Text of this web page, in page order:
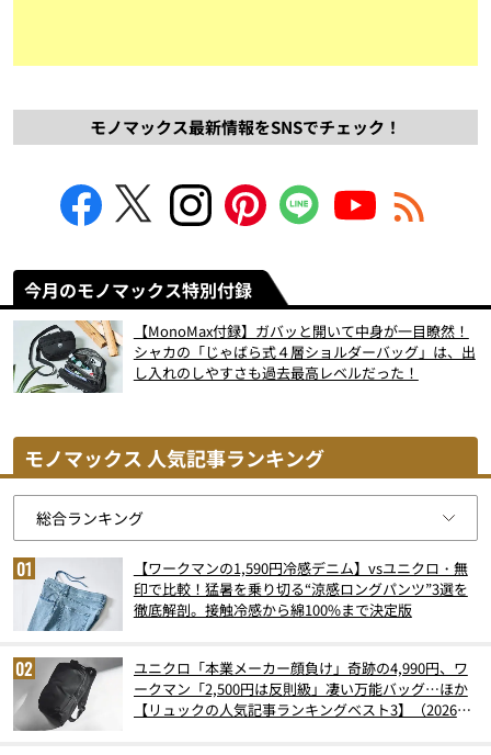
モノマックス最新情報をSNSでチェック！
今月のモノマックス特別付録
【MonoMax付録】ガバッと開いて中身が一目瞭然！
シャカの「じゃばら式４層ショルダーバッグ」は、出
し入れのしやすさも過去最高レベルだった！
モノマックス 人気記事ランキング
【ワークマンの1,590円冷感デニム】vsユニクロ・無
印で比較！猛暑を乗り切る“涼感ロングパンツ”3選を
徹底解剖。接触冷感から綿100%まで決定版
ユニクロ「本業メーカー顔負け」奇跡の4,990円、ワ
ークマン「2,500円は反則級」凄い万能バッグ…ほか
【リュックの人気記事ランキングベスト3】（2026年